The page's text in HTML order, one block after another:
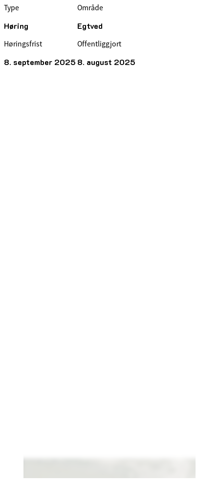
Type
Høring
Område
Egtved
Høringsfrist
8. september 2025
Offentliggjort
8. august 2025